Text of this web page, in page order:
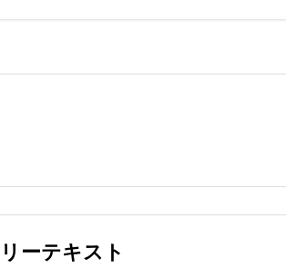
ーテキスト